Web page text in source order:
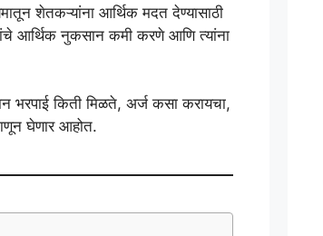
शेतकऱ्यांना आर्थिक मदत देण्यासाठी
आर्थिक नुकसान कमी करणे आणि त्यांना
किती मिळते, अर्ज कसा करायचा,
घेणार आहोत.